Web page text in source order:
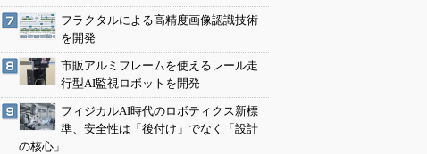
フラクタルによる高精度画像認識技術
を開発
市販アルミフレームを使えるレール走
行型AI監視ロボットを開発
フィジカルAI時代のロボティクス新標
準、安全性は「後付け」でなく「設計
の核心」